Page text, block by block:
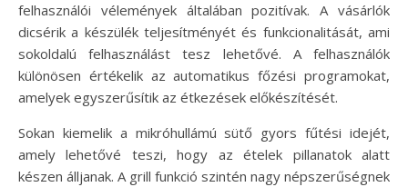
felhasználói vélemények általában pozitívak. A vásárlók
dicsérik a készülék teljesítményét és funkcionalitását, ami
sokoldalú felhasználást tesz lehetővé. A felhasználók
különösen értékelik az automatikus főzési programokat,
amelyek egyszerűsítik az étkezések előkészítését.
Sokan kiemelik a mikróhullámú sütő gyors fűtési idejét,
amely lehetővé teszi, hogy az ételek pillanatok alatt
készen álljanak. A grill funkció szintén nagy népszerűségnek